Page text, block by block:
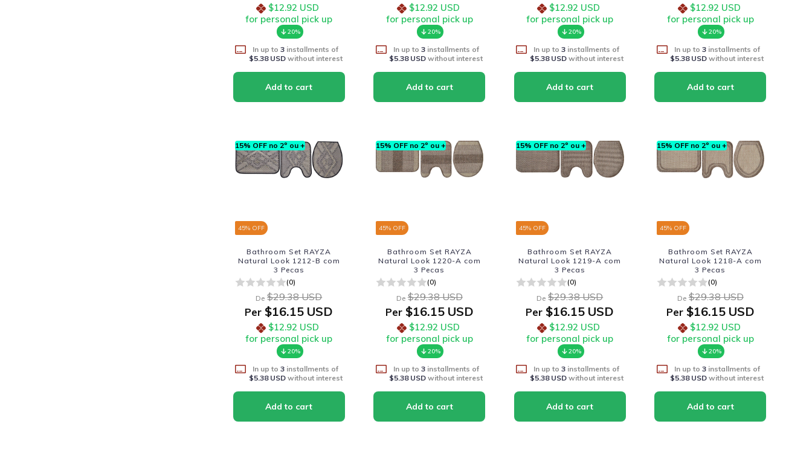
$12.92 USD
for personal pick up
20%
In up to3 installments of
$5.38 USDwithout interest
$12.92 USD
for personal pick up
20%
In up to 3installments of
$5.38 USD without interest
$12.92 USD
for personal pick up
20%
In up to3 installments of
$5.38 USDwithout interest
$12.92 USD
for personal pick up
20%
In up to 3installments of
$5.38 USD without interest
15% OFF no 2º ou +
45% OFF
Bathroom Set RAYZA
Natural Look 1212-B com
3 Pecas
(0)
De $29.38 USD
Per $16.15 USD
$12.92 USD
for personal pick up
20%
In up to3 installments of
$5.38 USDwithout interest
15% OFF no 2º ou +
45% OFF
Bathroom Set RAYZA
Natural Look 1220-A com
3 Pecas
(0)
De $29.38 USD
Per$16.15 USD
$12.92 USD
for personal pick up
20%
In up to 3installments of
$5.38 USD without interest
15% OFF no 2º ou +
45% OFF
Bathroom Set RAYZA
Natural Look 1219-A com
3 Pecas
(0)
De $29.38 USD
Per $16.15 USD
$12.92 USD
for personal pick up
20%
In up to3 installments of
$5.38 USDwithout interest
15% OFF no 2º ou +
45% OFF
Bathroom Set RAYZA
Natural Look 1218-A com
3 Pecas
(0)
De $29.38 USD
Per$16.15 USD
$12.92 USD
for personal pick up
20%
In up to 3installments of
$5.38 USD without interest